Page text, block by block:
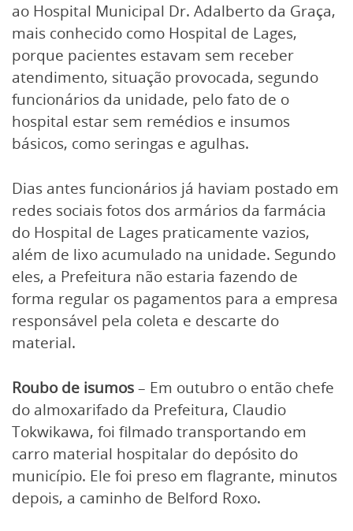
ao Hospital Municipal Dr. Adalberto da Graça,
mais conhecido como Hospital de Lages,
porque pacientes estavam sem receber
atendimento, situação provocada, segundo
funcionários da unidade, pelo fato de o
hospital estar sem remédios e insumos
básicos, como seringas e agulhas.
Dias antes funcionários já haviam postado em
redes sociais fotos dos armários da farmácia
do Hospital de Lages praticamente vazios,
além de lixo acumulado na unidade. Segundo
eles, a Prefeitura não estaria fazendo de
forma regular os pagamentos para a empresa
responsável pela coleta e descarte do
material.
Roubo de isumos– Em outubro o então chefe
do almoxarifado da Prefeitura, Claudio
Tokwikawa, foi filmado transportando em
carro material hospitalar do depósito do
município. Ele foi preso em flagrante, minutos
depois, a caminho de Belford Roxo.